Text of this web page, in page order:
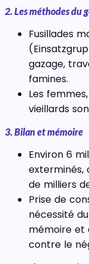
2. Les méthodes du
Fusillades
gazage,
famines.
Les
vieillards
3. Bilan et mémoire
Environ 6
exterminés,
de milliers
Prise de
nécessité
mémoire et
contre le